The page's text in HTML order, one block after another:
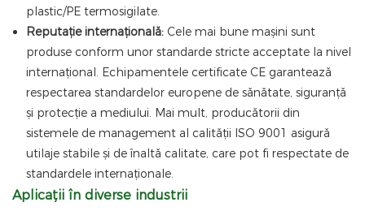
plastic/PE termosigilate.
Reputație internațională: Cele mai bune mașini sunt
produse conform unor standarde stricte acceptate la nivel
internațional. Echipamentele certificate CE garantează
respectarea standardelor europene de sănătate, siguranță
și protecție a mediului. Mai mult, producătorii din
sistemele de management al calității ISO 9001 asigură
utilaje stabile și de înaltă calitate, care pot fi respectate de
standardele internaționale.
Aplicații în diverse industrii